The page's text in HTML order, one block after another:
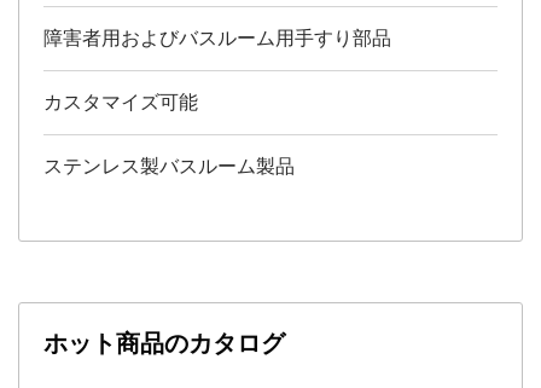
障害者用およびバスルーム用手すり部品
カスタマイズ可能
ステンレス製バスルーム製品
ホット商品のカタログ